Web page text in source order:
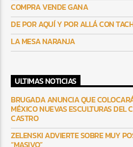
COMPRA VENDE GANA
DE POR AQUÍ Y POR ALLÁ CON
LA MESA NARANJA
ULTIMAS NOTICIAS
BRUGADA ANUNCIA QUE
MÉXICO NUEVAS ESCULTURAS DEL
CASTRO
ZELENSKI ADVIERTE SOBRE MUY
“MASIVO”